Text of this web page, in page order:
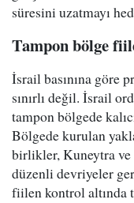
süresini uzatmayı
Tampon bölge
İsrail basınına göre
sınırlı değil. İsrail
tampon bölgede
Bölgede kurulan
birlikler, Kuneytra ve
düzenli devriyeler
fiilen kontrol altında